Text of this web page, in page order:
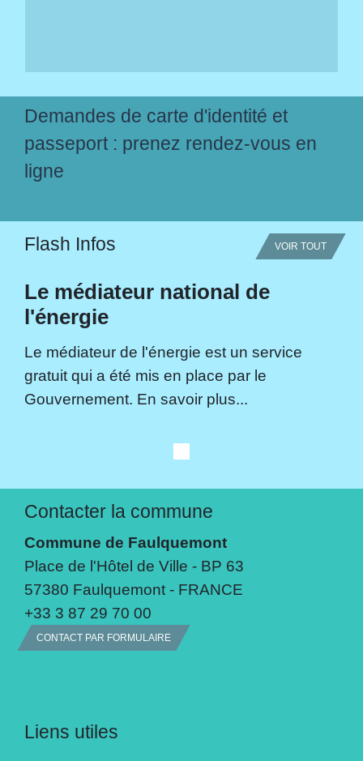
Demandes de carte d'identité et
passeport : prenez rendez-vous en
ligne
Flash Infos VOIR TOUT
Le médiateur national de
l'énergie
Le médiateur de l'énergie est un service
gratuit qui a été mis en place par le
Gouvernement. En savoir plus...
Contacter la commune
Commune de Faulquemont
Place de l'Hôtel de Ville - BP 63
57380 Faulquemont - FRANCE
+33 3 87 29 70 00
CONTACT PAR FORMULAIRE
Liens utiles